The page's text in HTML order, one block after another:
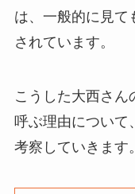
は、一般的に見て
されています。
こうした大西さん
呼ぶ理由について
考察していきます。